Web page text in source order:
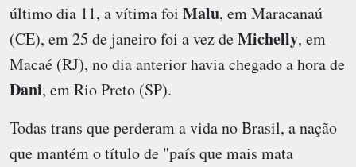
último dia 11, a vítima foi Malu, em Maracanaú
(CE), em 25 de janeiro foi a vez deMichelly, em
Macaé (RJ), no dia anterior havia chegado a hora de
Dani, em Rio Preto (SP).
Todas trans que perderam a vida no Brasil, a nação
que mantém o título de "país que mais mata